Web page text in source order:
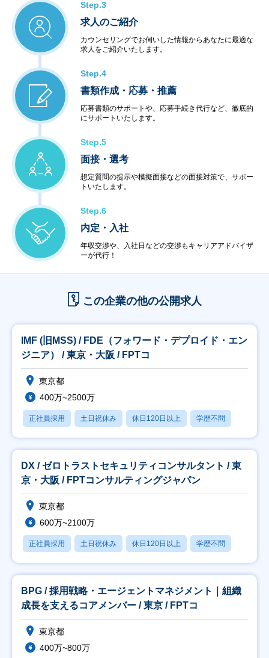
Step.3
求人のご紹介
カウンセリングでお伺いした情報からあなたに最適な
求人をご紹介いたします。
Step.4
書類作成・応募・推薦
応募書類のサポートや、応募手続き代行など、徹底的
にサポートいたします。
Step.5
面接・選考
想定質問の提示や模擬面接などの面接対策で、サポー
トいたします。
Step.6
内定・入社
年収交渉や、入社日などの交渉もキャリアアドバイザ
ーが代行！
この企業の他の公開求人
IMF (旧MSS) / FDE（フォワード・デプロイド・エン
ジニア） / 東京・大阪 / FPTコ
東京都
400万~2500万
正社員採用 土日祝休み 休日120日以上 学歴不問
DX / ゼロトラストセキュリティコンサルタント / 東
京・大阪 / FPTコンサルティングジャパン
東京都
600万~2100万
正社員採用 土日祝休み 休日120日以上 学歴不問
BPG / 採用戦略・エージェントマネジメント｜組織
成長を支えるコアメンバー / 東京 / FPTコ
東京都
400万~800万